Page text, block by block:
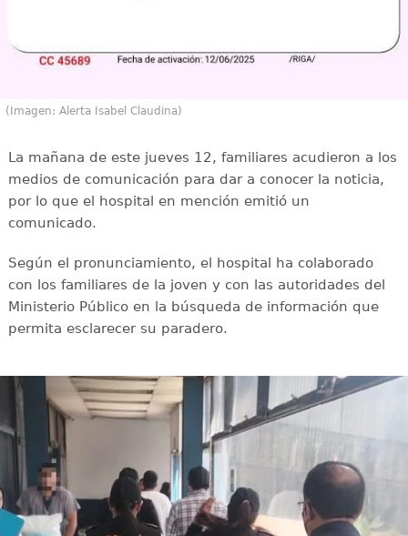
(Imagen: Alerta Isabel Claudina)
La mañana de este jueves 12, familiares acudieron a los
medios de comunicación para dar a conocer la noticia,
por lo que el hospital en mención emitió un
comunicado.
Según el pronunciamiento, el hospital ha colaborado
con los familiares de la joven y con las autoridades del
Ministerio Público en la búsqueda de información que
permita esclarecer su paradero.